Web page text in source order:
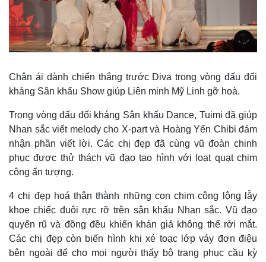
Chân ái dành chiến thắng trước Diva trong vòng đấu đối
kháng Sân khấu Show giúp Liên minh Mỹ Linh gỡ hoà.
Trong vòng đấu đối kháng Sân khấu Dance, Tuimi đã giúp
Nhan sắc viết melody cho X-part và Hoàng Yến Chibi đảm
nhận phần viết lời. Các chị đẹp đã cùng vũ đoàn chinh
phục được thử thách vũ đạo tạo hình với loạt quạt chim
công ấn tượng.
4 chị đẹp hoá thân thành những con chim công lộng lẫy
khoe chiếc đuôi rực rỡ trên sân khấu Nhan sắc. Vũ đạo
quyến rũ và đồng đều khiến khán giả không thể rời mắt.
Các chị đẹp còn biến hình khi xé toạc lớp váy đơn điệu
bên ngoài để cho mọi người thấy bộ trang phục cầu kỳ